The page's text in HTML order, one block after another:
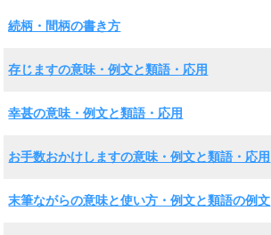
続柄・間柄の書き方
存じますの意味・例文と類語・応用
幸甚の意味・例文と類語・応用
お手数おかけしますの意味・例文と類語・応用
末筆ながらの意味と使い方・例文と類語の例文